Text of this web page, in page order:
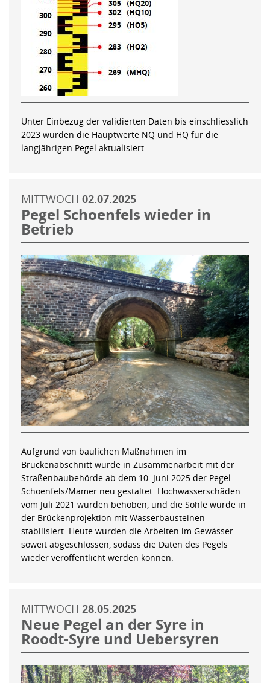
Unter Einbezug der validierten Daten bis einschliesslich
2023 wurden die Hauptwerte NQ und HQ für die
langjährigen Pegel aktualisiert.
MITTWOCH 02.07.2025
Pegel Schoenfels wieder in
Betrieb
Aufgrund von baulichen Maßnahmen im
Brückenabschnitt wurde in Zusammenarbeit mit der
Straßenbaubehörde ab dem 10. Juni 2025 der Pegel
Schoenfels/Mamer neu gestaltet. Hochwasserschäden
vom Juli 2021 wurden behoben, und die Sohle wurde in
der Brückenprojektion mit Wasserbausteinen
stabilisiert. Heute wurden die Arbeiten im Gewässer
soweit abgeschlossen, sodass die Daten des Pegels
wieder veröffentlicht werden können.
MITTWOCH 28.05.2025
Neue Pegel an der Syre in
Roodt-Syre und Uebersyren